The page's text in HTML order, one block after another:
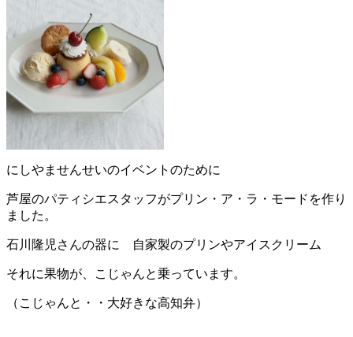
にしやませんせいのイベントのために
芦屋のパティシエスタッフがプリン・ア・ラ・モードを作り
ました。
石川隆児さんの器に 自家製のプリンやアイスクリーム
それに果物が、こじゃんと乗っています。
（こじゃんと・・大好きな高知弁）